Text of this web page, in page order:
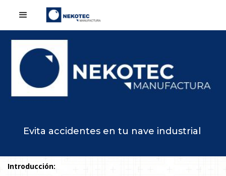
Evita accidentes en tu nave industrial
Introducción: